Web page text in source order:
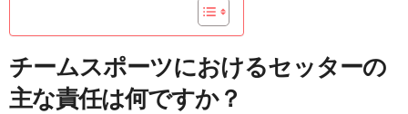
チームスポーツにおけるセッターの
主な責任は何ですか？